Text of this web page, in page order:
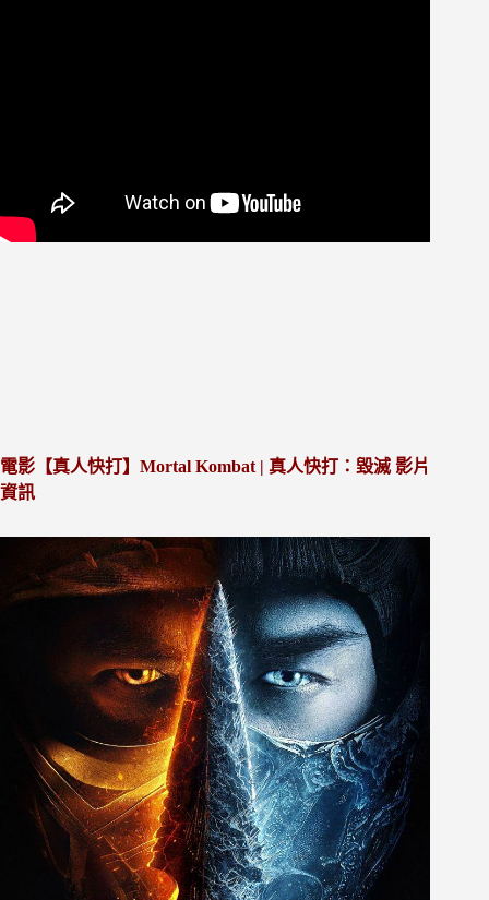
電影【真人快打】Mortal Kombat | 真人快打：毀滅 影片
資訊